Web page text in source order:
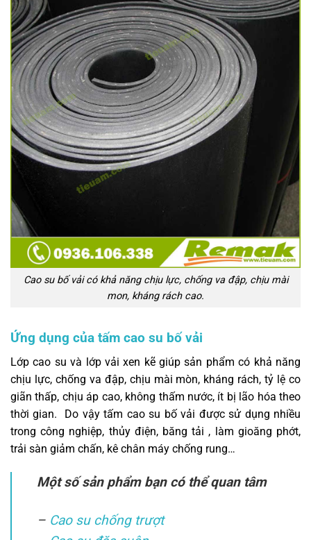
Cao su bố vải có khả năng chịu lực, chống va đập, chịu mài
mon, kháng rách cao.
Ứng dụng của tấm cao su bố vải
Lớp cao su và lớp vải xen kẽ giúp sản phẩm có khả năng
chịu lực, chống va đập, chịu mài mòn, kháng rách, tỷ lệ co
giãn thấp, chịu áp cao, không thấm nước, ít bị lão hóa theo
thời gian. Do vậy tấm cao su bố vải được sử dụng nhiều
trong công nghiệp, thủy điện, băng tải , làm gioăng phớt,
trải sàn giảm chấn, kê chân máy chống rung…
Một số sản phẩm bạn có thể quan tâm
– Cao su chống trượt